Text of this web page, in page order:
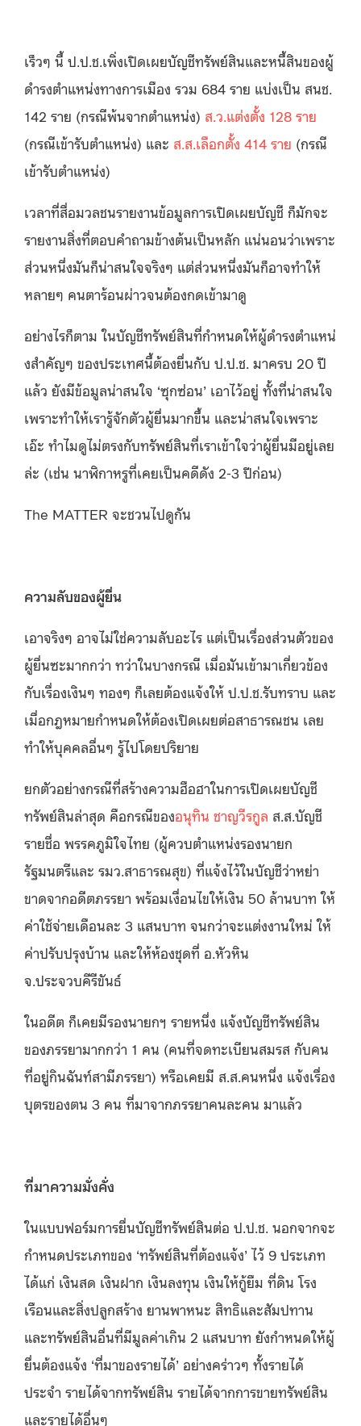
เร็วๆ นี้ ป.ป.ช.เพิ่งเปิดเผยบัญชีทรัพย์สินและหนี้สินของผู้
ดำรงตำแหน่งทางการเมือง รวม 684 ราย แบ่งเป็น สนช.
142 ราย (กรณีพ้นจากตำแหน่ง) ส.ว.แต่งตั้ง 128 ราย
(กรณีเข้ารับตำแหน่ง) และ ส.ส.เลือกตั้ง 414 ราย (กรณี
เข้ารับตำแหน่ง)
เวลาที่สื่อมวลชนรายงานข้อมูลการเปิดเผยบัญชี ก็มักจะ
รายงานสิ่งที่ตอบคำถามข้างต้นเป็นหลัก แน่นอนว่าเพราะ
ส่วนหนึ่งมันก็น่าสนใจจริงๆ แต่ส่วนหนึ่งมันก็อาจทำให้
หลายๆ คนตาร้อนผ่าวจนต้องกดเข้ามาดู
อย่างไรก็ตาม ในบัญชีทรัพย์สินที่กำหนดให้ผู้ดำรงตำแหน่
งสำคัญๆ ของประเทศนี้ต้องยื่นกับ ป.ป.ช. มาครบ 20 ปี
แล้ว ยังมีข้อมูลน่าสนใจ ‘ซุกซ่อน’ เอาไว้อยู่ ทั้งที่น่าสนใจ
เพราะทำให้เรารู้จักตัวผู้ยื่นมากขึ้น และน่าสนใจเพราะ
เอ๊ะ ทำไมดูไม่ตรงกับทรัพย์สินที่เราเข้าใจว่าผู้ยื่นมีอยู่เลย
ล่ะ (เช่น นาฬิกาหรูที่เคยเป็นคดีดัง 2-3 ปีก่อน)
The MATTER จะชวนไปดูกัน
ความลับของผู้ยื่น
เอาจริงๆ อาจไม่ใช่ความลับอะไร แต่เป็นเรื่องส่วนตัวของ
ผู้ยื่นซะมากกว่า ทว่าในบางกรณี เมื่อมันเข้ามาเกี่ยวข้อง
กับเรื่องเงินๆ ทองๆ ก็เลยต้องแจ้งให้ ป.ป.ช.รับทราบ และ
เมื่อกฎหมายกำหนดให้ต้องเปิดเผยต่อสาธารณชน เลย
ทำให้บุคคลอื่นๆ รู้ไปโดยปริยาย
ยกตัวอย่างกรณีที่สร้างความฮือฮาในการเปิดเผยบัญชี
ทรัพย์สินล่าสุด คือกรณีของอนุทิน ชาญวีรกูล ส.ส.บัญชี
รายชื่อ พรรคภูมิใจไทย (ผู้ควบตำแหน่งรองนายก
รัฐมนตรีและ รมว.สาธารณสุข) ที่แจ้งไว้ในบัญชีว่าหย่า
ขาดจากอดีตภรรยา พร้อมเงื่อนไขให้เงิน 50 ล้านบาท ให้
ค่าใช้จ่ายเดือนละ 3 แสนบาท จนกว่าจะแต่งงานใหม่ ให้
ค่าปรับปรุงบ้าน และให้ห้องชุดที่ อ.หัวหิน
จ.ประจวบคีรีขันธ์
ในอดีต ก็เคยมีรองนายกฯ รายหนึ่ง แจ้งบัญชีทรัพย์สิน
ของภรรยามากกว่า 1 คน (คนที่จดทะเบียนสมรส กับคน
ที่อยู่กินฉันท์สามีภรรยา) หรือเคยมี ส.ส.คนหนึ่ง แจ้งเรื่อง
บุตรของตน 3 คน ที่มาจากภรรยาคนละคน มาแล้ว
ที่มาความมั่งคั่ง
ในแบบฟอร์มการยื่นบัญชีทรัพย์สินต่อ ป.ป.ช. นอกจากจะ
กำหนดประเภทของ ‘ทรัพย์สินที่ต้องแจ้ง’ ไว้ 9 ประเภท
ได้แก่ เงินสด เงินฝาก เงินลงทุน เงินให้กู้ยืม ที่ดิน โรง
เรือนและสิ่งปลูกสร้าง ยานพาหนะ สิทธิและสัมปทาน
และทรัพย์สินอื่นที่มีมูลค่าเกิน 2 แสนบาท ยังกำหนดให้ผู้
ยื่นต้องแจ้ง ‘ที่มาของรายได้’ อย่างคร่าวๆ ทั้งรายได้
ประจำ รายได้จากทรัพย์สิน รายได้จากการขายทรัพย์สิน
และรายได้อื่นๆ